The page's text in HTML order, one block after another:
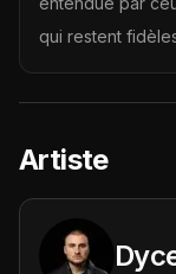
qui restent
Artiste